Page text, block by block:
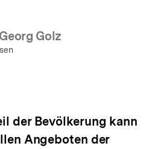
Golz
der Bevölkerung kann
Angeboten der